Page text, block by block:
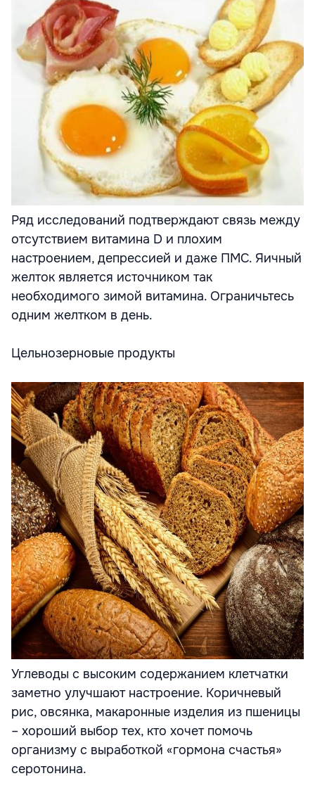
Ряд исследований подтверждают связь между
отсутствием витамина D и плохим
настроением, депрессией и даже ПМС. Яичный
желток является источником так
необходимого зимой витамина. Ограничьтесь
одним желтком в день.
Цельнозерновые продукты
Углеводы с высоким содержанием клетчатки
заметно улучшают настроение. Коричневый
рис, овсянка, макаронные изделия из пшеницы
– хороший выбор тех, кто хочет помочь
организму с выработкой «гормона счастья»
серотонина.